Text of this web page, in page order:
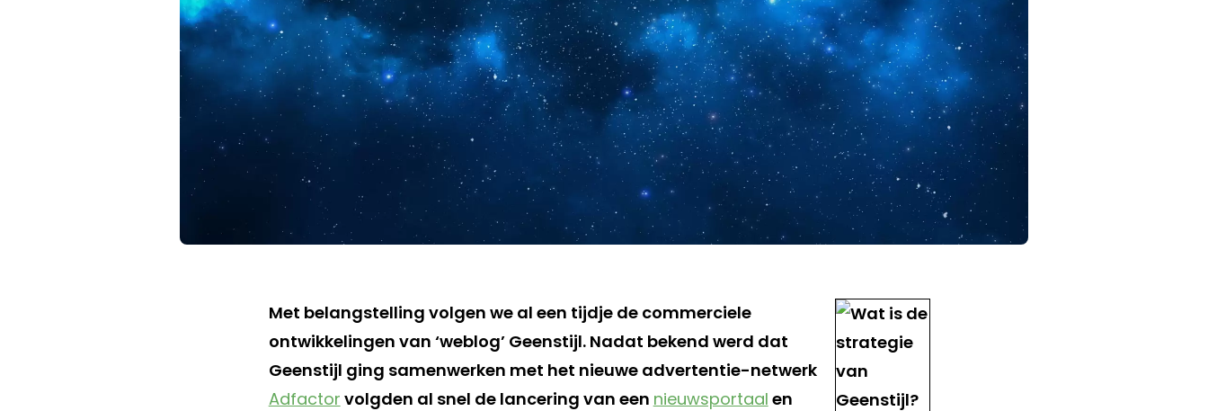
Met belangstelling volgen we al een tijdje de commerciele
ontwikkelingen van ‘weblog’ Geenstijl. Nadat bekend werd dat
Geenstijl ging samenwerken met het nieuwe advertentie-netwerk
Adfactor volgden al snel de lancering van een nieuwsportaal en